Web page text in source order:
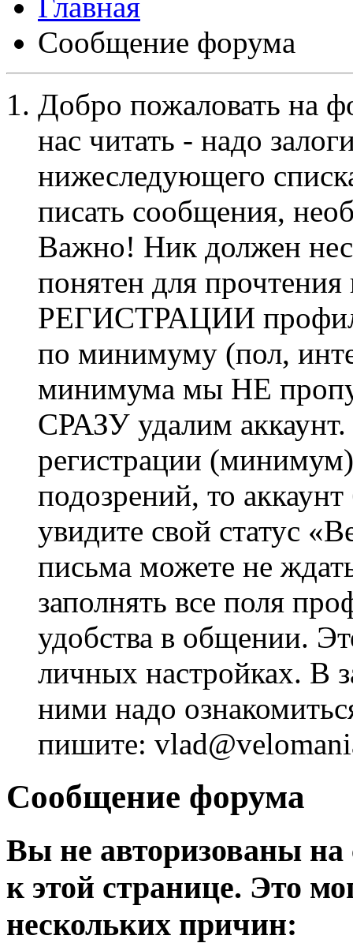
Сообщение форума
Добро пожаловать на
нас читать - надо
нижеследующего
писать сообщения,
Важно! Ник должен
понятен для
РЕГИСТРАЦИИ профиль
по минимуму (пол,
минимума мы НЕ
СРАЗУ удалим
регистрации
подозрений, то
увидите свой статус
письма можете не
заполнять все поля
удобства в общении.
личных настройках. В
ними надо
пишите:
Сообщение форума
Вы не авторизованы на
к этой странице. Это
нескольких причин: